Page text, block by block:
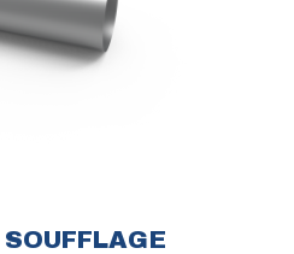
SOUFFLAGE